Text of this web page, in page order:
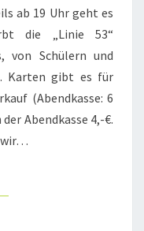
ab 19 Uhr geht es
die „Linie 53“
von Schülern und
Karten gibt es für
(Abendkasse: 6
Abendkasse 4,-€.
wir…